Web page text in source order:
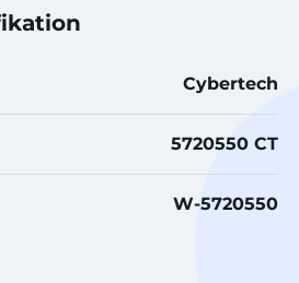
Cybertech
5720550 CT
W-5720550